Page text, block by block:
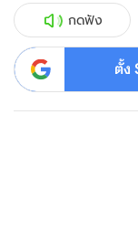
กดฟัง
ตั้ง